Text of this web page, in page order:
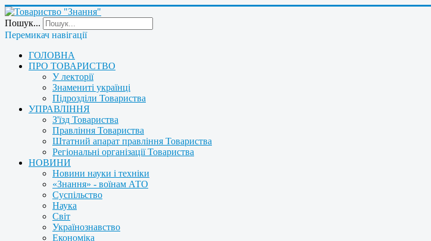
Пошук...
Перемикач навігації
ГОЛОВНА
ПРО ТОВАРИСТВО
У лекторії
Знамениті українці
Підрозділи Товариства
УПРАВЛІННЯ
З'їзд Товариства
Правління Товариства
Штатний апарат правління Товариства
Регіональні організації Товариства
НОВИНИ
Новини науки і техніки
«Знання» - воїнам АТО
Суспільство
Наука
Світ
Українознавство
Економіка